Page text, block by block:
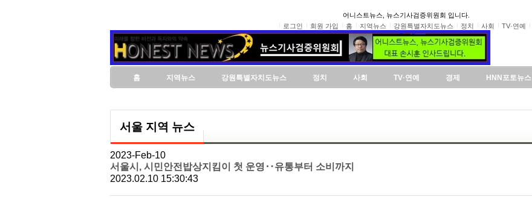
어니스트뉴스, 뉴스기사검증위원회 입니다.
로그인
회원 가입 홈 지역뉴스 강원특별자치도뉴스 정치 사회 TV·연예
홈 지역뉴스 강원특별자치도뉴스 정치 사회 TV·연예 경제 HNN포토뉴스
서울 지역 뉴스
2023-Feb-10
서울시, 시민안전밥상지킴이 첫 운영‥유통부터 소비까지
2023.02.10 15:30:43